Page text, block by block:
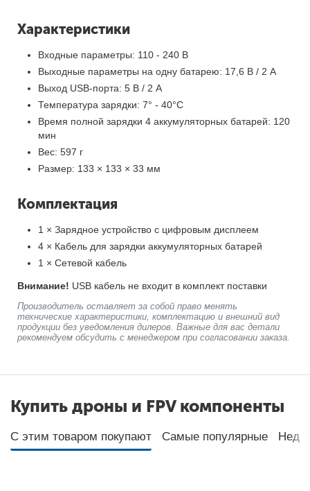
Характеристики
Входные параметры: 110 - 240 В
Выходные параметры на одну батарею: 17,6 В / 2 А
Выход USB-порта: 5 В / 2 A
Температура зарядки: 7° - 40°С
Время полной зарядки 4 аккумуляторных батарей: 120
мин
Вес: 597 г
Размер: 133 × 133 × 33 мм
Комплектация
1 × Зарядное устройство с цифровым дисплеем
4 × Кабель для зарядки аккумуляторных батарей
1 × Сетевой кабель
Внимание! USB кабель не входит в комплект поставки
Производитель оставляет за собой право менять
технические характеристики, комплектацию и внешний вид
продукции без уведомления дилеров. Важные для вас детали
рекомендуем обсудить с менеджером при согласовании заказа.
Купить дроны и FPV компоненты
С этим товаром покупают Самые популярные